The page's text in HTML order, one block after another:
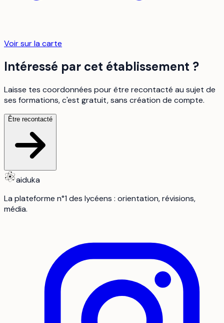
Voir sur la carte
Intéressé par cet établissement ?
Laisse tes coordonnées pour être recontacté au sujet de
ses formations, c'est gratuit, sans création de compte.
Être recontacté
aiduka
La plateforme n°1 des lycéens : orientation, révisions,
média.